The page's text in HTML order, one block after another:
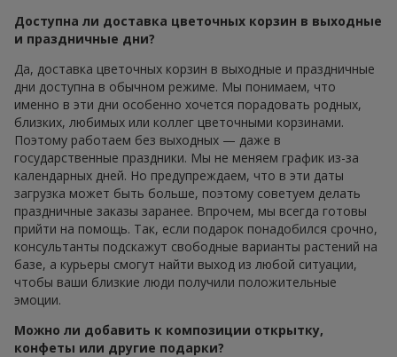
Доступна ли доставка цветочных корзин в выходные
и праздничные дни?
Да, доставка цветочных корзин в выходные и праздничные
дни доступна в обычном режиме. Мы понимаем, что
именно в эти дни особенно хочется порадовать родных,
близких, любимых или коллег цветочными корзинами.
Поэтому работаем без выходных — даже в
государственные праздники. Мы не меняем график из-за
календарных дней. Но предупреждаем, что в эти даты
загрузка может быть больше, поэтому советуем делать
праздничные заказы заранее. Впрочем, мы всегда готовы
прийти на помощь. Так, если подарок понадобился срочно,
консультанты подскажут свободные варианты растений на
базе, а курьеры смогут найти выход из любой ситуации,
чтобы ваши близкие люди получили положительные
эмоции.
Можно ли добавить к композиции открытку,
конфеты или другие подарки?